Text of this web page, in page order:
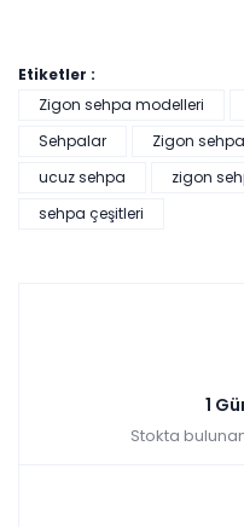
Lexus Orta Sehpa
₺19.990,00
Etiketler :
Zigon sehpa modelleri
Sehpalar
Zigon
ucuz sehpa
zigon
sehpa çeşitleri
1
Stokta